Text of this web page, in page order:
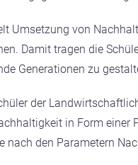
Umsetzung von
Damit tragen die
Generationen zu
der
in Form einer
nach den Parametern